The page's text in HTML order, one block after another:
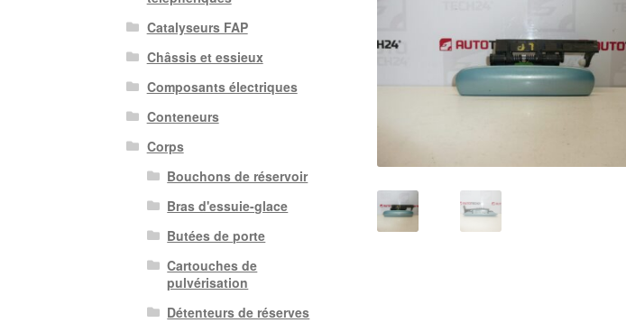
Catalyseurs FAP
Châssis et essieux
Composants électriques
Conteneurs
Corps
Bouchons de réservoir
Bras d'essuie-glace
Butées de porte
Cartouches de
pulvérisation
Détenteurs de réserves